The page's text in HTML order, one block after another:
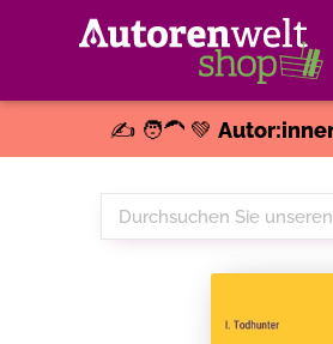
✍️ 🧑‍🦱 💚
Durchsuchen
Sie